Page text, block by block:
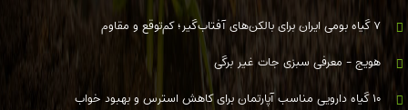
۷ گیاه بومی ایران برای بالکن‌های آفتاب‌گیر؛ کم‌توقع و مقاوم
هویج - معرفی سبزی جات غیر برگی
۱۰ گیاه دارویی مناسب آپارتمان برای کاهش استرس و بهبود خواب